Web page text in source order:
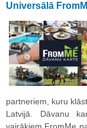
Universālā
partneriem, kuru
Latvijā. Dāvanu